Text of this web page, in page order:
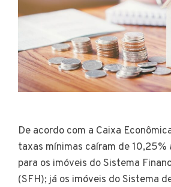
De acordo com a Caixa
taxas mínimas caíram de 10,25%
para os imóveis do Sistema
(SFH); já os imóveis do Sistema